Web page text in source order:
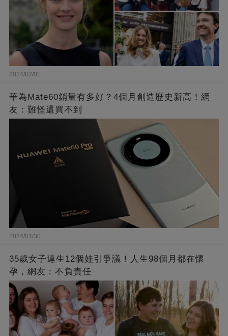
2024/02/01
華為Mate60銷量有多好？4個月創造歷史新高！網
友：難怪還買不到
2024/01/30
35歲女子連生12個娃引爭議！人生98個月都在懷
孕，網友：不負責任